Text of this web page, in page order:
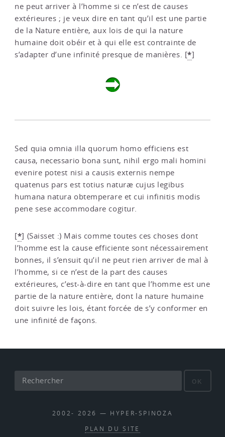
ne peut arriver à l’homme si ce n’est de causes
extérieures ; je veux dire en tant qu’il est une partie
de la Nature entière, aux lois de qui la nature
humaine doit obéir et à qui elle est contrainte de
s’adapter d’une infinité presque de manières. [*]
Sed quia omnia illa quorum homo efficiens est
causa, necessario bona sunt, nihil ergo mali homini
evenire potest nisi a causis externis nempe
quatenus pars est totius naturæ cujus legibus
humana natura obtemperare et cui infinitis modis
pene sese accommodare cogitur.
[*] (Saisset :) Mais comme toutes ces choses dont
l’homme est la cause efficiente sont nécessairement
bonnes, il s’ensuit qu’il ne peut rien arriver de mal à
l’homme, si ce n’est de la part des causes
extérieures, c’est-à-dire en tant que l’homme est une
partie de la nature entière, dont la nature humaine
doit suivre les lois, étant forcée de s’y conformer en
une infinité de façons.
OK
2002- 2026 — HYPER-SPINOZA
PLAN DU SITE